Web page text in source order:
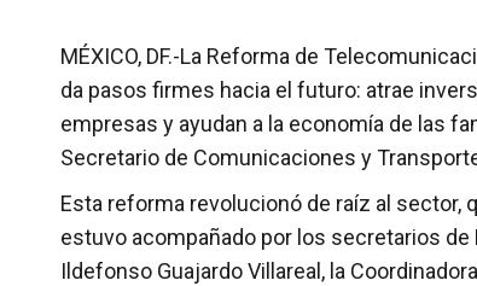
MÉXICO, DF.-La Reforma de
da pasos firmes hacia el futuro: atrae
empresas y ayudan a la economía de las
Secretario de Comunicaciones y
Esta reforma revolucionó de raíz al sector,
estuvo acompañado por los secretarios de
Ildefonso Guajardo Villareal, la